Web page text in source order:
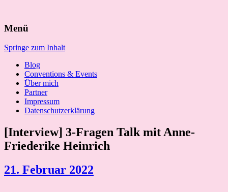
nach:
Menü
Springe zum Inhalt
Blog
Conventions & Events
Über mich
Partner
Impressum
Datenschutzerklärung
[Interview] 3-Fragen Talk mit Anne-
Friederike Heinrich
21. Februar 2022